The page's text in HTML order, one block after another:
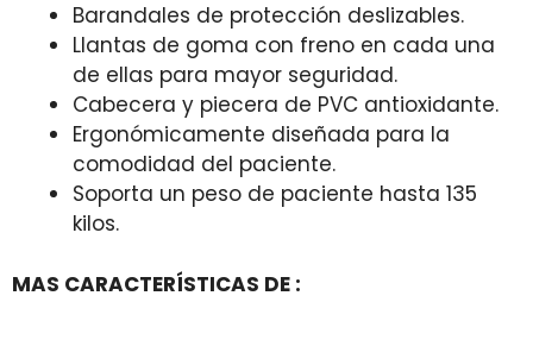
Barandales de protección deslizables.
Llantas de goma con freno en cada una
de ellas para mayor seguridad.
Cabecera y piecera de PVC antioxidante.
Ergonómicamente diseñada para la
comodidad del paciente.
Soporta un peso de paciente hasta 135
kilos.
MAS CARACTERÍSTICAS DE :